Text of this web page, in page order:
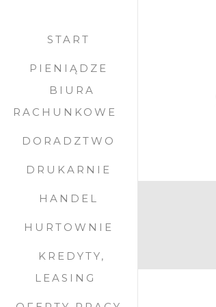
START
PIENIĄDZE
BIURA
RACHUNKOWE
DORADZTWO
DRUKARNIE
HANDEL
HURTOWNIE
KREDYTY,
LEASING